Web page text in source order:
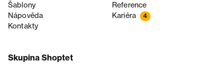
Šablony
Reference
Nápověda
Kariéra 4
Kontakty
Skupina Shoptet